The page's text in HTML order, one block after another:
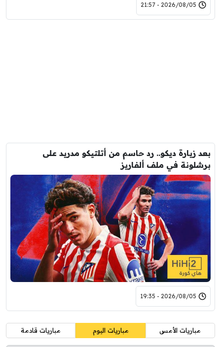
2026/08/05 - 21:57
بعد زيارة ديكو.. رد حاسم من أتلتيكو مدريد على
برشلونة في ملف ألفاريز
2026/08/05 - 19:35
مباريات الأمس مباريات اليوم مباريات قادمة